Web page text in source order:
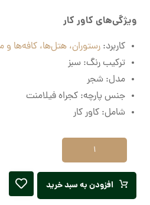
ویژگی‌های کاور کار
کاربرد: رستوران، هتل‌ها، کافه‌ها
ترکیب رنگ: سبز
مدل: شجر
جنس پارچه: کجراه فیلامنت
شامل: کاور کار
افزودن به سبد خرید